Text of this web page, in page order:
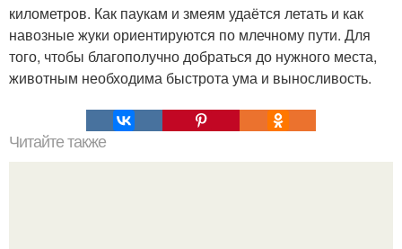
километров. Как паукам и змеям удаётся летать и как
навозные жуки ориентируются по млечному пути. Для
того, чтобы благополучно добраться до нужного места,
животным необходима быстрота ума и выносливость.
Читайте также